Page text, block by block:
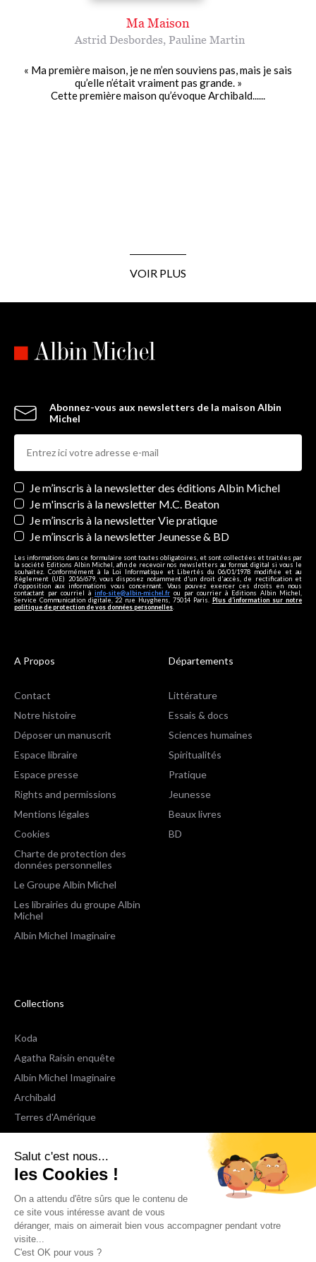
Salut c'est nous...
les Cookies !
On a attendu d'être sûrs que le contenu de
ce site vous intéresse avant de vous
déranger, mais on aimerait bien vous accompagner pendant votre
visite...
C'est OK pour vous ?
Ma Maison
Astrid Desbordes, Pauline Martin
« Ma première maison, je ne m’en souviens pas, mais je sais
qu’elle n’était vraiment pas grande. »
Cette première maison qu’évoque Archibald......
VOIR PLUS
Abonnez-vous aux newsletters de la maison Albin
Michel
Newsletters
Je m’inscris à la newsletter des éditions Albin Michel
Je m'inscris à la newsletter M.C. Beaton
Je m’inscris à la newsletter Vie pratique
Je m’inscris à la newsletter Jeunesse & BD
Les informations dans ce formulaire sont toutes obligatoires, et sont collectées et traitées par
la société Editions Albin Michel, afin de recevoir nos newsletters au format digital si vous le
souhaitez. Conformément à la Loi Informatique et Libertés du 06/01/1978 modifiée et au
Règlement (UE) 2016/679, vous disposez notamment d'un droit d'accès, de rectification et
d’opposition aux informations vous concernant. Vous pouvez exercer ces droits en nous
contactant par courriel à info-site@albin-michel.fr ou par courrier à Editions Albin Michel,
Service Communication digitale, 22 rue Huyghens, 75014 Paris. Plus d’information sur notre
politique de protection de vos données personnelles
A Propos
Contact
Notre histoire
Déposer un manuscrit
Espace libraire
Espace presse
Rights and permissions
Mentions légales
Cookies
Charte de protection des
données personnelles
Le Groupe Albin Michel
Les librairies du groupe Albin
Michel
Albin Michel Imaginaire
Départements
Littérature
Essais & docs
Sciences humaines
Spiritualités
Pratique
Jeunesse
Beaux livres
BD
Collections
Koda
Agatha Raisin enquête
Albin Michel Imaginaire
Archibald
Terres d'Amérique
Espaces Libres Poche
NOX
Wiz
Voir toutes les collections
Nous suivre